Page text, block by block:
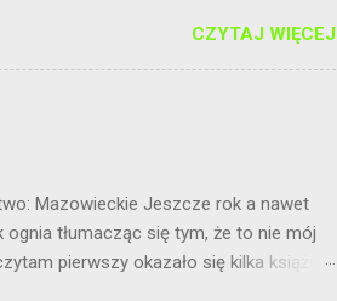
się zaglądając poniżej. Głównym
stosunkach z aniołami nadal im
pióra na których bardzo mu zależy.
sobą, gdyby grał fair. Okazuje się
CZYTAJ WIĘCEJ
Mazowieckie Jeszcze rok a nawet
ognia tłumacząc się tym, że to nie mój
pierwszy okazało się kilka książek